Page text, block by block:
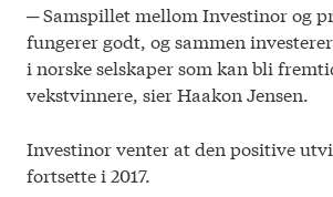
─ Samspillet mellom Investinor og
fungerer godt, og sammen
i norske selskaper som kan bli
vekstvinnere, sier Haakon Jensen.
Investinor venter at den positive
fortsette i 2017.